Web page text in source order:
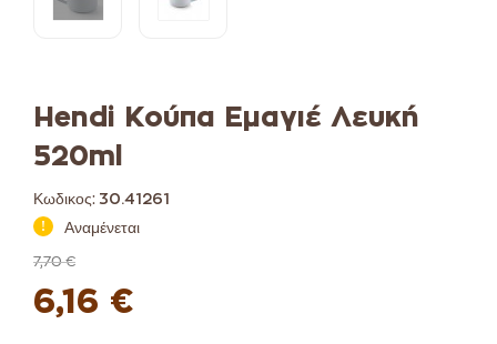
Hendi Κούπα Εμαγιέ Λευκή
520ml
Κωδικος: 30.41261
Αναμένεται
7,70 €
6,16 €